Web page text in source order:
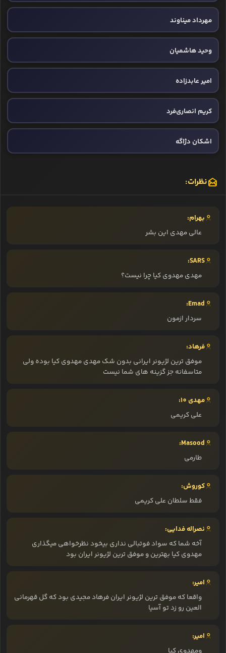
مهرداد میناوند
وحید هاشمیان
امیر عابدزاده
کریم انصاری‌فرد
اشکان دژاگه
نظرات:
بهرام:
عالی مهدی این بشر
SARS:
مهدی مهدوی کیا چرا نیست؟
Emad:
سردار ازمون
فرهاد:
موفق ترین لژیونر ایرانی بدون شک مهدی مهدوی کیا بوده ولی
متاسفانه جز گزینه های شما نیست
مهدی 10:
علی کریمی
Masood:
طارمی
کوروش:
فقط سلطان علی کریمی
نصراله فدایی:
آخه شما که سواد فوتبالی نداری بیخود نظرخواهی میگذاری
مهدوی کیا بهترین و موفق ترین لژیونر ایران بود
امیر:
واقعا که موفق ترین لژیونر ایران فرهاد مجیدی بود که گل قهرمانی
العین رو زد تو آسیا
امیر: